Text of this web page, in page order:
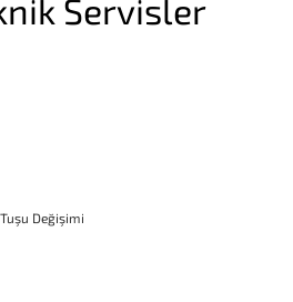
Servisler
Değişimi